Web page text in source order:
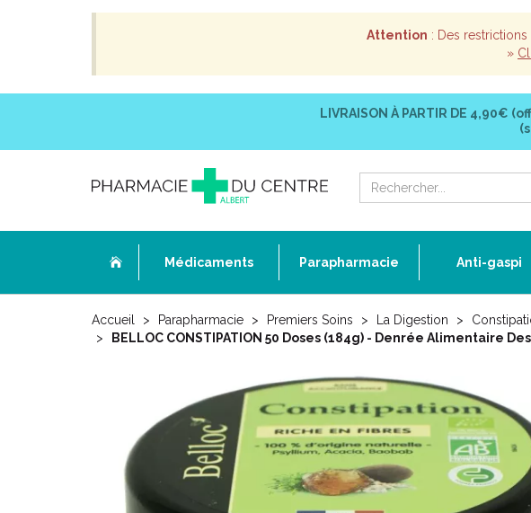
Attention : Des
»
LIVRAISON À PARTIR DE 4,90€
Médicaments Parapharmacie Anti-gaspi
Accueil Parapharmacie Premiers Soins La Digestion
BELLOC CONSTIPATION 50 Doses (184g) - Denrée Alimentaire